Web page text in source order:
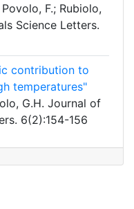
F.; Rubiolo,
Science Letters.
contribution to
temperatures"
G.H. Journal of
6(2):154-156